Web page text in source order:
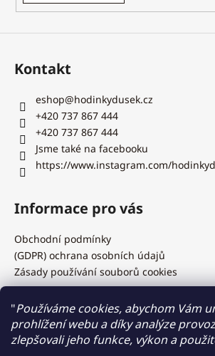
"Používáme cookies, abychom Vám
prohlížení webu a díky analýze
zlepšovali jeho funkce, výkon a
Kontakt
eshop@hodinkydusek.cz
+420 737 867 444
+420 737 867 444
Jsme také na facebooku
https://www.instagram.com/
Informace pro vás
Obchodní podmínky
(GDPR) ochrana osobních údajů
Zásady používání souborů cookies
Hodinky Dušek.cz